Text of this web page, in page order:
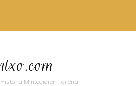
Mintegiaren Tailerra